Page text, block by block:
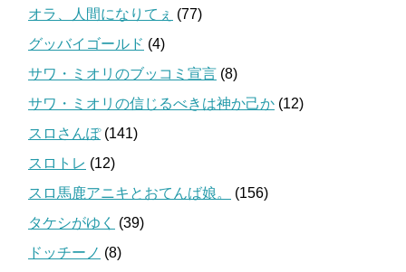
オラ、人間になりてぇ (77)
グッバイゴールド (4)
サワ・ミオリのブッコミ宣言 (8)
サワ・ミオリの信じるべきは神か己か (12)
スロさんぽ(141)
スロトレ (12)
スロ馬鹿アニキとおてんば娘。
(156)
タケシがゆく
(39)
ドッチーノ (8)